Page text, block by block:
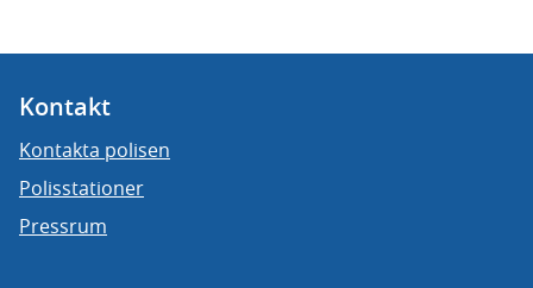
Kontakt
Kontakta polisen
Polisstationer
Pressrum